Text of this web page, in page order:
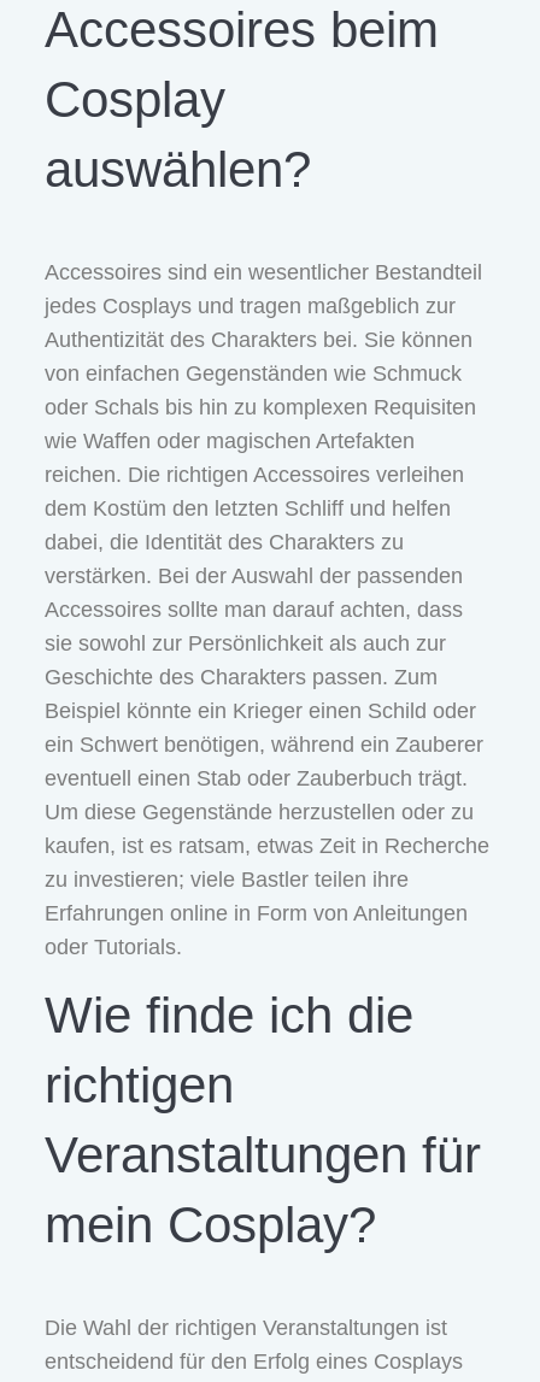
Accessoires beim
Cosplay
auswählen?
Accessoires sind ein wesentlicher Bestandteil
jedes Cosplays und tragen maßgeblich zur
Authentizität des Charakters bei. Sie können
von einfachen Gegenständen wie Schmuck
oder Schals bis hin zu komplexen Requisiten
wie Waffen oder magischen Artefakten
reichen. Die richtigen Accessoires verleihen
dem Kostüm den letzten Schliff und helfen
dabei, die Identität des Charakters zu
verstärken. Bei der Auswahl der passenden
Accessoires sollte man darauf achten, dass
sie sowohl zur Persönlichkeit als auch zur
Geschichte des Charakters passen. Zum
Beispiel könnte ein Krieger einen Schild oder
ein Schwert benötigen, während ein Zauberer
eventuell einen Stab oder Zauberbuch trägt.
Um diese Gegenstände herzustellen oder zu
kaufen, ist es ratsam, etwas Zeit in Recherche
zu investieren; viele Bastler teilen ihre
Erfahrungen online in Form von Anleitungen
oder Tutorials.
Wie finde ich die
richtigen
Veranstaltungen für
mein Cosplay?
Die Wahl der richtigen Veranstaltungen ist
entscheidend für den Erfolg eines Cosplays